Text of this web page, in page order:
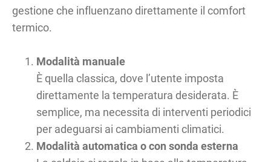
gestione che influenzano direttamente il comfort
termico.
Modalità manuale
È quella classica, dove l’utente imposta
direttamente la temperatura desiderata. È
semplice, ma necessita di interventi periodici
per adeguarsi ai cambiamenti climatici.
Modalità automatica o con sonda esterna